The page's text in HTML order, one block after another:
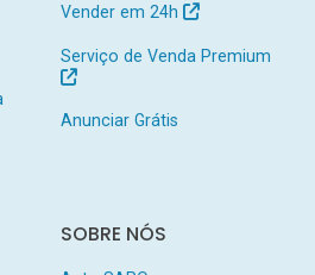
Vender em 24h
Serviço de Venda Premium
Anunciar Grátis
SOBRE NÓS